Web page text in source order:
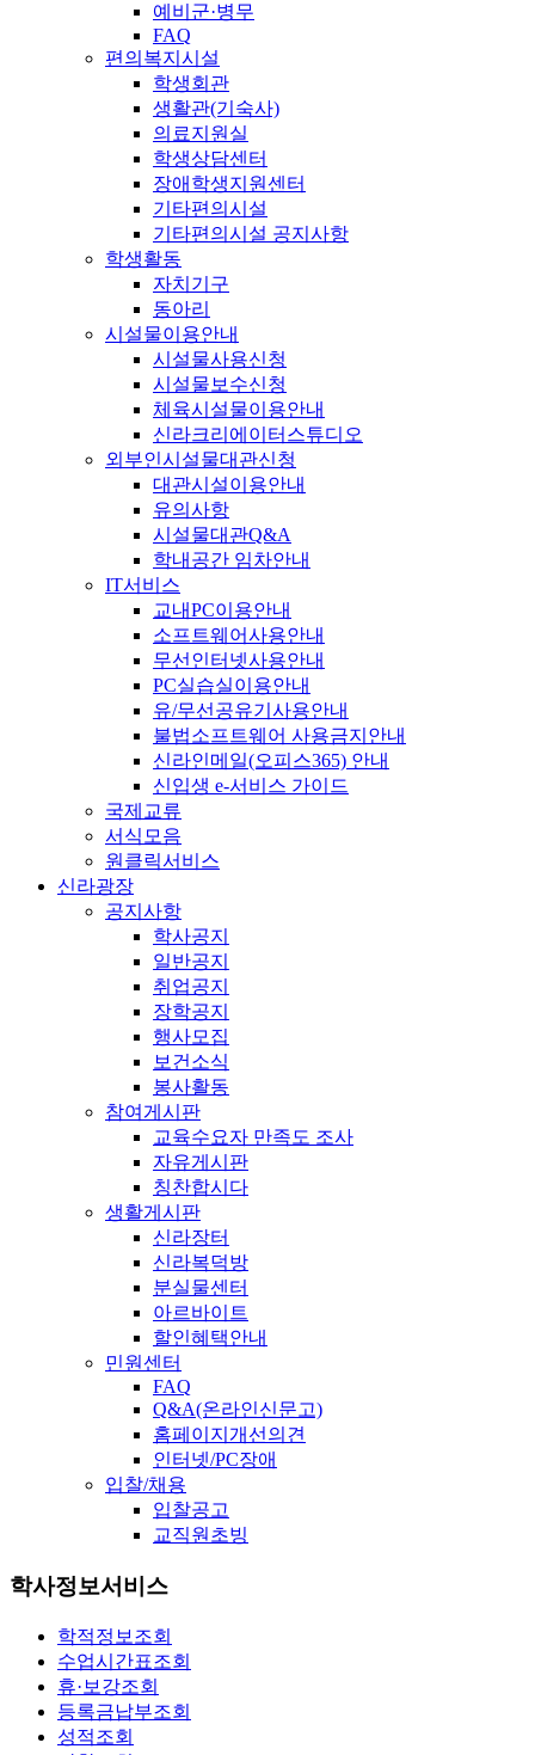
예비군·병무
FAQ
편의복지시설
학생회관
생활관(기숙사)
의료지원실
학생상담센터
장애학생지원센터
기타편의시설
기타편의시설 공지사항
학생활동
자치기구
동아리
시설물이용안내
시설물사용신청
시설물보수신청
체육시설물이용안내
신라크리에이터스튜디오
외부인시설물대관신청
대관시설이용안내
유의사항
시설물대관Q&A
학내공간 임차안내
IT서비스
교내PC이용안내
소프트웨어사용안내
무선인터넷사용안내
PC실습실이용안내
유/무선공유기사용안내
불법소프트웨어 사용금지안내
신라인메일(오피스365) 안내
신입생 e-서비스 가이드
국제교류
서식모음
원클릭서비스
신라광장
공지사항
학사공지
일반공지
취업공지
장학공지
행사모집
보건소식
봉사활동
참여게시판
교육수요자 만족도 조사
자유게시판
칭찬합시다
생활게시판
신라장터
신라복덕방
분실물센터
아르바이트
할인혜택안내
민원센터
FAQ
Q&A(온라인신문고)
홈페이지개선의견
인터넷/PC장애
입찰/채용
입찰공고
교직원초빙
학사정보서비스
학적정보조회
수업시간표조회
휴·보강조회
등록금납부조회
성적조회